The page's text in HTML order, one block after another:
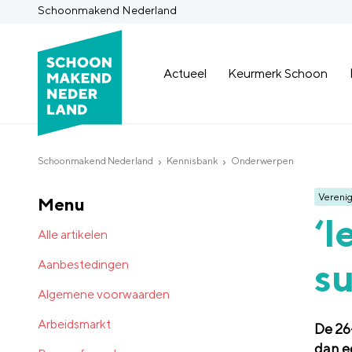
Schoonmakend Nederland
Actueel Keurmerk Schoon
Schoonmakend Nederland Kennisbank Onderwerpen
De
dan
Menu
Alle artikelen
Aanbestedingen
Algemene voorwaarden
Arbeidsmarkt